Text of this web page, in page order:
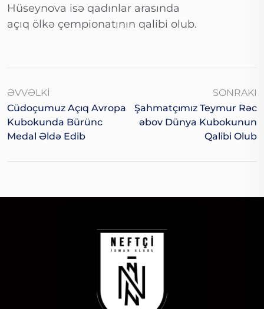
Hüseynova isə qadınlar arasında
açıq ölkə çempionatının qalibi olub.
ƏVVƏLKI
Cüdoçumuz Açıq Avropa
Kubokunda Bürünc
Medal Əldə Edib
SONRAKI
Şahmatçımız Teymur Rəc
Əbov Dünya Kubokunun
Qalibi Olub